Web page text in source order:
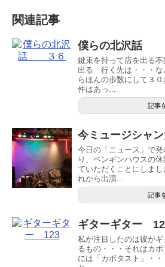
関連記事
僕らの北沢話
鍵束を持って店を出る
出る 行く先は・・・な
らほんの歩数にして３
件はあっ...
記事
今ミュージシャ
今日の「ニュース」で
り、ペンギンハウスの
ていただくことにしま
れから出演...
記事
ギターギター
私が注目したのは彼が
るもの・・・それはカ
には「カポタスト」・・